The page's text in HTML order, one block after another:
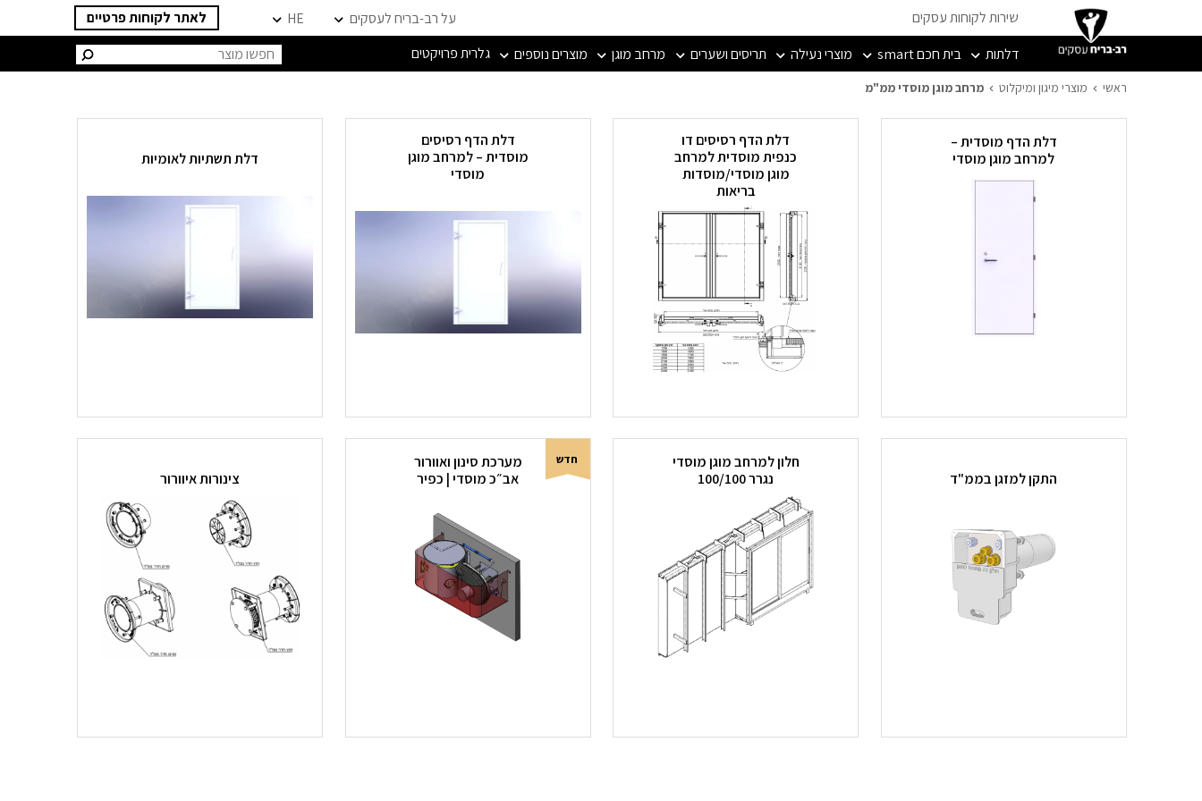
שירות לקוחות עסקים על רב-בריח לעסקים HE
לאתר לקוחות פרטיים
דלתות
בית חכם smart מוצרי נעילה תריסים ושערים מרחב מוגן מוצרים נוספים גלרית פרויקטים חיפוש:
מרחב מוגן מוסדי ממ"מ
ראשי מוצרי מיגון ומיקלוט מרחב מוגן מוסדי ממ"מ
דלת הדף מוסדית –
למרחב מוגן מוסדי
דלת הדף רסיסים דו
כנפית מוסדית למרחב
מוגן מוסדי/מוסדות
בריאות
דלת הדף רסיסים
מוסדית – למרחב מוגן
מוסדי
דלת תשתיות לאומיות
התקן למזגן בממ"ד
חלון למרחב מוגן מוסדי
נגרר 100/100
חדש
מערכת סינון ואוורור
אב״כ מוסדי | כפיר
צינורות איוורור